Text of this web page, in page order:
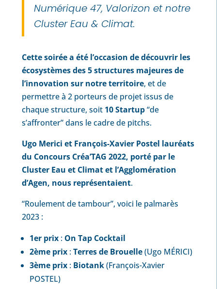
Numérique 47, Valorizon et notre
Cluster Eau & Climat.
Cette soirée a été l’occasion de découvrir les
écosystèmes des 5 structures majeures de
l’innovation sur notre territoire, et de
permettre à 2 porteurs de projet issus de
chaque structure, soit 10 Startup“de
s’affronter” dans le cadre de pitchs.
Ugo Merici et François-Xavier Postel lauréats
du Concours Créa’TAG 2022, porté par le
Cluster Eau et Climat et l’Agglomération
d’Agen, nous représentaient.
“Roulement de tambour”, voici le palmarès
2023 :
1er prix: On Tap Cocktail
2ème prix:Terres de Brouelle(Ugo MÉRICI)
3ème prix: Biotank(François-Xavier
POSTEL)